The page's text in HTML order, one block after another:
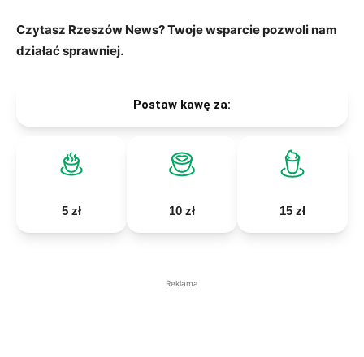
Czytasz Rzeszów News? Twoje wsparcie pozwoli nam
działać sprawniej.
Postaw kawę za:
5 zł 10 zł 15 zł
Reklama